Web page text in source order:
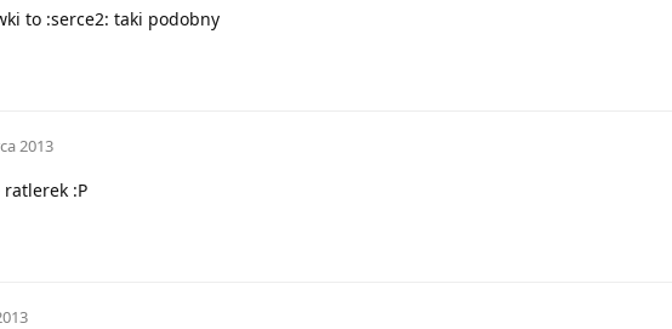
to :serce2: taki podobny
2013
:P